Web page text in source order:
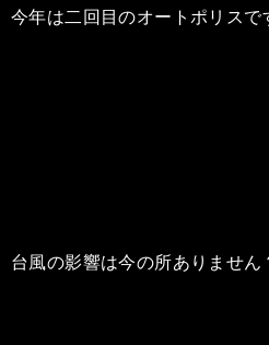
今年は二回目のオートポリス
台風の影響は今の所ありません